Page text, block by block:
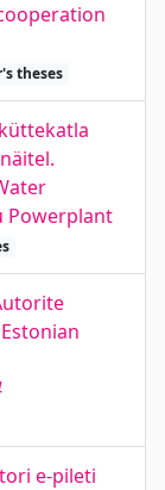
theses
Powerplant
e-pileti